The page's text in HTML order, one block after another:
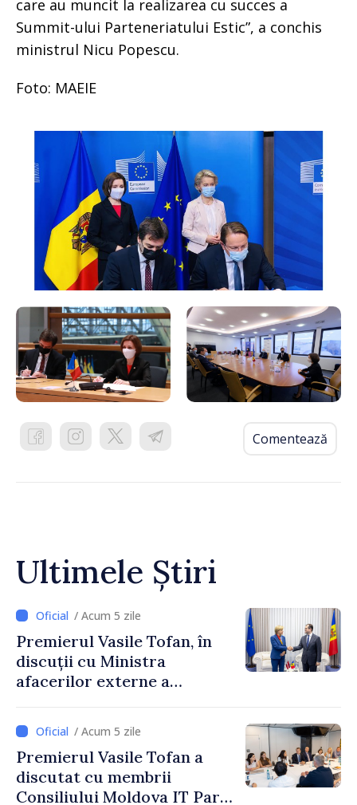
care au muncit la realizarea cu succes a
Summit-ului Parteneriatului Estic”, a conchis
ministrul Nicu Popescu.
Foto: MAEIE
Comentează
Ultimele Știri
/ Acum 5 zile
Premierul Vasile Tofan, în
discuții cu Ministra
afacerilor externe a
/ Acum 5 zile
Premierul Vasile Tofan a
discutat cu membrii
Consiliului Moldova IT Park: